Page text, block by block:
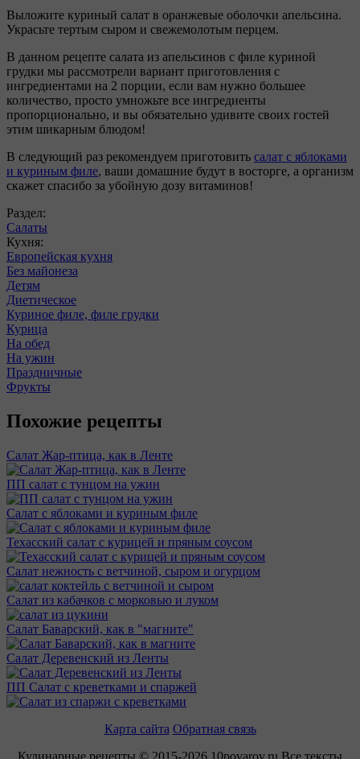
Выложите куриный салат в оранжевые оболочки апельсина.
Украсьте тертым сыром и свежемолотым перцем.
В данном рецепте салата из апельсинов с филе куриной
грудки мы рассмотрели вариант приготовления с
ингредиентами на 2 порции, если вам нужно большее
количество, просто умножьте все ингредиенты
пропорционально, и вы обязательно удивите своих гостей
этим шикарным блюдом!
В следующий раз рекомендуем приготовить салат с яблоками
и куриным филе, ваши домашние будут в восторге, а организм
скажет спасибо за убойную дозу витаминов!
Раздел:
Салаты
Кухня:
Европейская кухня
Без майонеза
Детям
Диетическое
Куриное филе, филе грудки
Курица
На обед
На ужин
Праздничные
Фрукты
Похожие рецепты
Салат Жар-птица, как в Ленте
ПП салат с тунцом на ужин
Салат с яблоками и куриным филе
Техасский салат с курицей и пряным соусом
Салат нежность с ветчиной, сыром и огурцом
Салат из кабачков с морковью и луком
Салат Баварский, как в "магните"
Салат Деревенский из Ленты
ПП Салат с креветками и спаржей
Карта сайта Обратная связь
Кулинарные рецепты © 2015-2026 10povarov.ru Все тексты